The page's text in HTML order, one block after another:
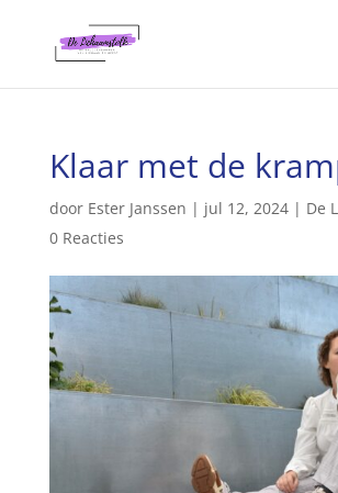
Klaar met de
door Ester Janssen | jul 12, 2024| De
0 Reacties